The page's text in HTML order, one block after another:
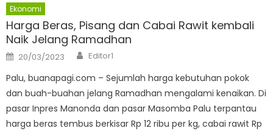
Ekonomi
Harga Beras, Pisang dan Cabai Rawit kembali
Naik Jelang Ramadhan
Posted
on
20/03/2023 Author
Editor1
Palu, buanapagi.com – Sejumlah harga kebutuhan pokok
dan buah-buahan jelang Ramadhan mengalami kenaikan. Di
pasar Inpres Manonda dan pasar Masomba Palu terpantau
harga beras tembus berkisar Rp 12 ribu per kg, cabai rawit Rp